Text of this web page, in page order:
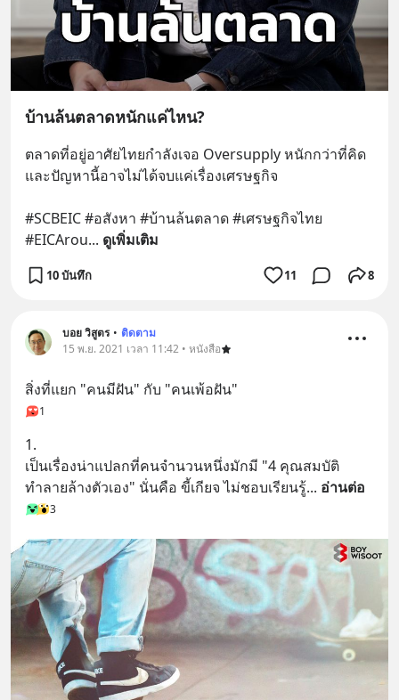
บ้านล้นตลาดหนักแค่ไหน?
ตลาดที่อยู่อาศัยไทยกำลังเจอ Oversupply หนักกว่าที่คิด
และปัญหานี้อาจไม่ได้จบแค่เรื่องเศรษฐกิจ
#SCBEIC #อสังหา #บ้านล้นตลาด #เศรษฐกิจไทย
#EICArou... ดูเพิ่มเติม
10 บันทึก 11 8
บอย วิสูตร • ติดตาม
15 พ.ย. 2021 เวลา 11:42 • หนังสือ
สิ่งที่แยก "คนมีฝัน" กับ "คนเพ้อฝัน"
1
1.
เป็นเรื่องน่าแปลกที่คนจำนวนหนึ่งมักมี "4 คุณสมบัติ
ทำลายล้างตัวเอง" นั่นคือ ขี้เกียจ ไม่ชอบเรียนรู้... อ่านต่อ
3